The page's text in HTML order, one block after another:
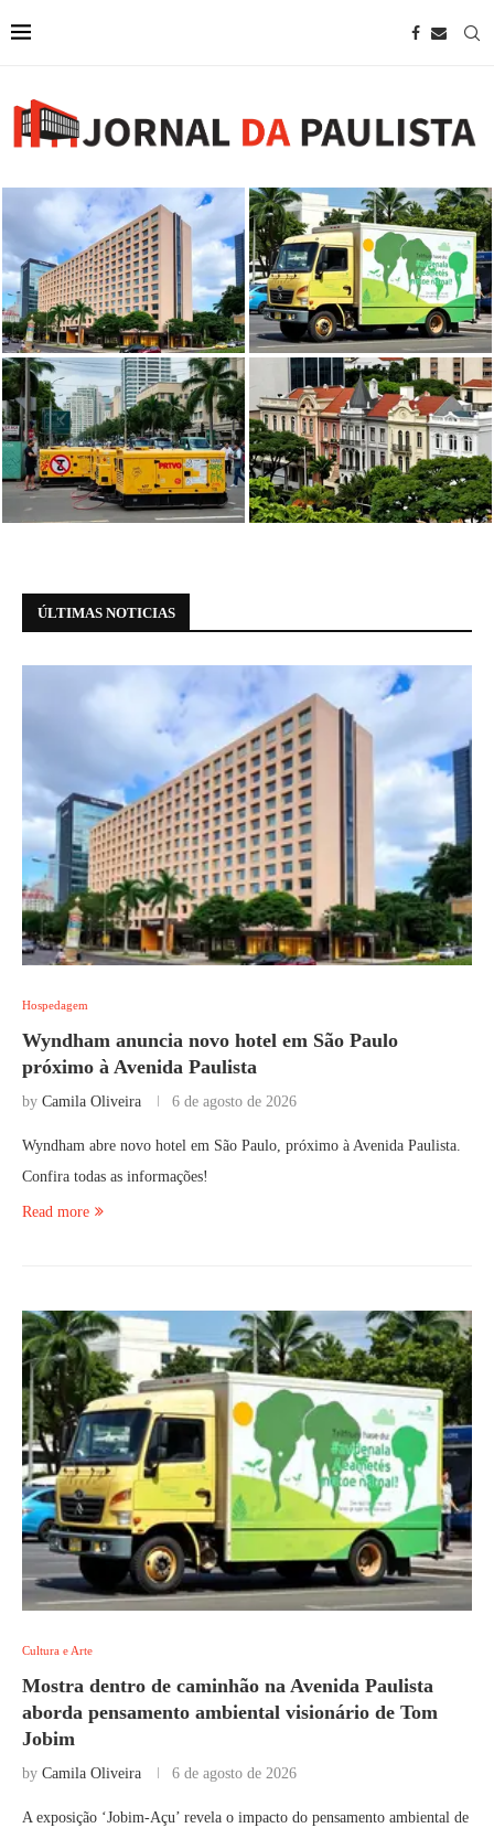
Wyndham anuncia novo hotel em
São Paulo próximo à Avenida
Paulista
Mostra dentro de caminhão na
Avenida Paulista aborda
pensamento ambiental visionário
de...
Prefeitura de SP proíbe uso de
geradores por artistas na avenida
Paulista
Casarões tombados na Avenida
Paulista: informações essenciais
ÚLTIMAS NOTICIAS
Hospedagem
Wyndham anuncia novo hotel em São Paulo
próximo à Avenida Paulista
by Camila Oliveira 6 de agosto de 2026
Wyndham abre novo hotel em São Paulo, próximo à Avenida Paulista.
Confira todas as informações!
Read more
Cultura e Arte
Mostra dentro de caminhão na Avenida Paulista
aborda pensamento ambiental visionário de Tom
Jobim
by Camila Oliveira 6 de agosto de 2026
A exposição ‘Jobim-Açu’ revela o impacto do pensamento ambiental de